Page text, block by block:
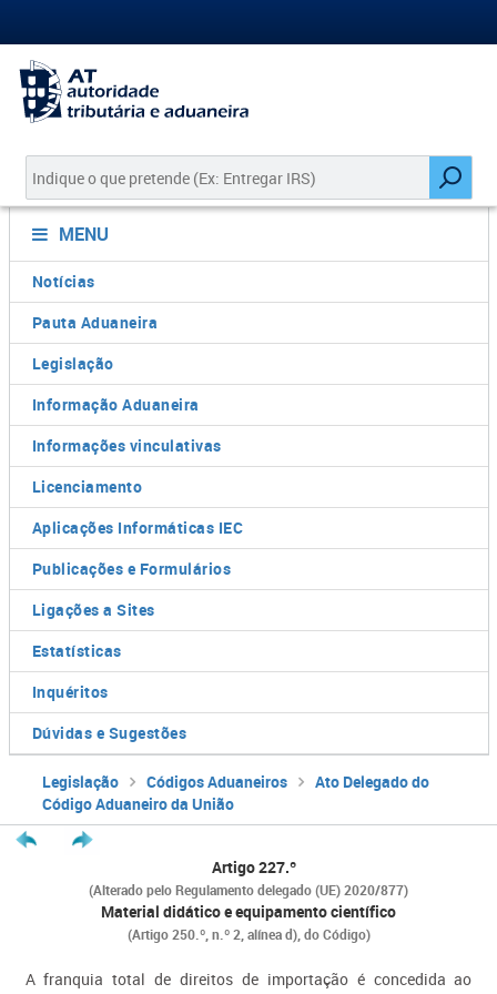
MENU
Notícias
Pauta Aduaneira
Legislação
Informação Aduaneira
Informações vinculativas
Licenciamento
Aplicações Informáticas IEC
Publicações e Formulários
Ligações a Sites
Estatísticas
Inquéritos
Dúvidas e Sugestões
Legislação Códigos Aduaneiros
Ato Delegado do
Código Aduaneiro da União
Artigo 227.º
(Alterado pelo Regulamento delegado (UE) 2020/877​)
Material didático e equipamento científico
(Artigo 250.º, n.º 2, alínea d), do Código)
A franquia total de direitos de importação é concedida ao